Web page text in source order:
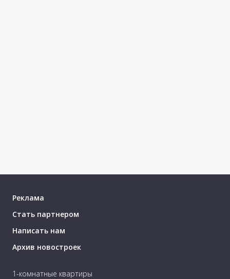
Реклама
Стать партнером
Написать нам
Архив новостроек
1-комнатные квартиры